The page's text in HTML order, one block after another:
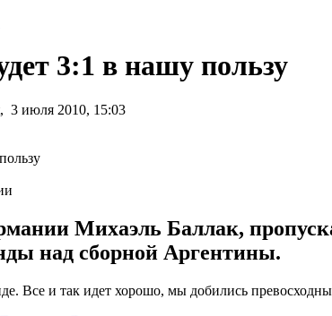
3:1 в нашу пользу
3 июля 2010, 15:03
Михаэль Баллак,
над сборной Аргентины.
Все и так идет хорошо, мы добились